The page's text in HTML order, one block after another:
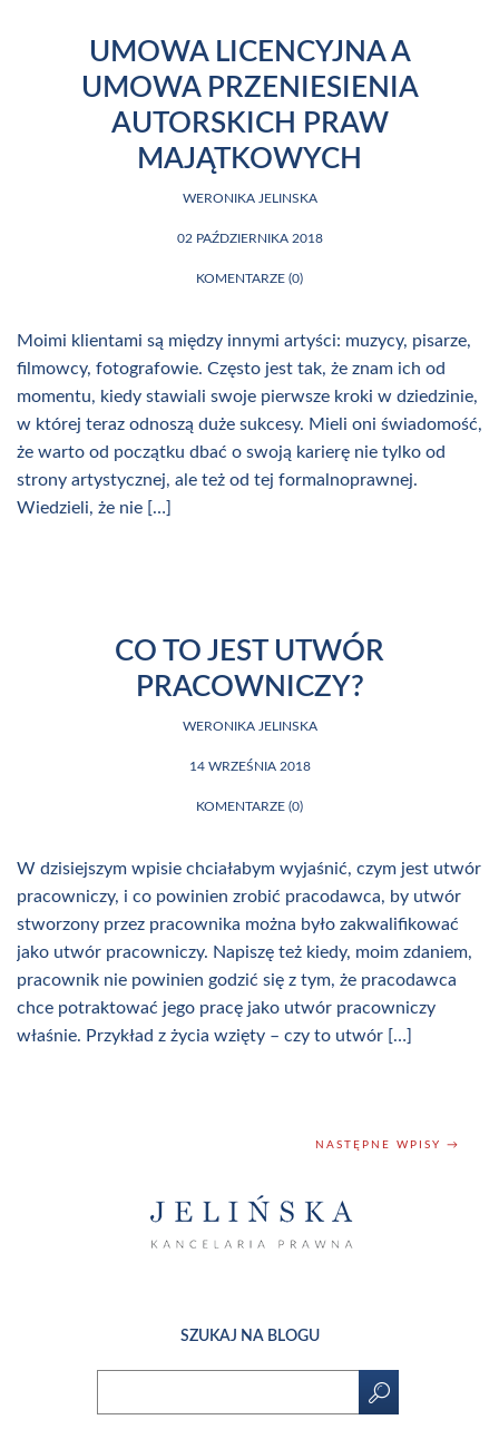
UMOWA LICENCYJNA A
UMOWA PRZENIESIENIA
AUTORSKICH PRAW
MAJĄTKOWYCH
WERONIKA JELINSKA
02 PAŹDZIERNIKA 2018
KOMENTARZE (0)
Moimi klientami są między innymi artyści: muzycy, pisarze,
filmowcy, fotografowie. Często jest tak, że znam ich od
momentu, kiedy stawiali swoje pierwsze kroki w dziedzinie,
w której teraz odnoszą duże sukcesy. Mieli oni świadomość,
że warto od początku dbać o swoją karierę nie tylko od
strony artystycznej, ale też od tej formalnoprawnej.
Wiedzieli, że nie […]
CO TO JEST UTWÓR
PRACOWNICZY?
WERONIKA JELINSKA
14 WRZEŚNIA 2018
KOMENTARZE (0)
W dzisiejszym wpisie chciałabym wyjaśnić, czym jest utwór
pracowniczy, i co powinien zrobić pracodawca, by utwór
stworzony przez pracownika można było zakwalifikować
jako utwór pracowniczy. Napiszę też kiedy, moim zdaniem,
pracownik nie powinien godzić się z tym, że pracodawca
chce potraktować jego pracę jako utwór pracowniczy
właśnie. Przykład z życia wzięty – czy to utwór […]
NASTĘPNE WPISY →
SZUKAJ NA BLOGU